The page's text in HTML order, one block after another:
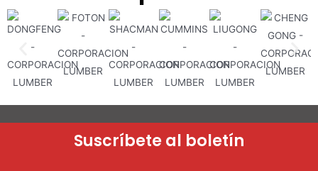
Suscríbete al boletín